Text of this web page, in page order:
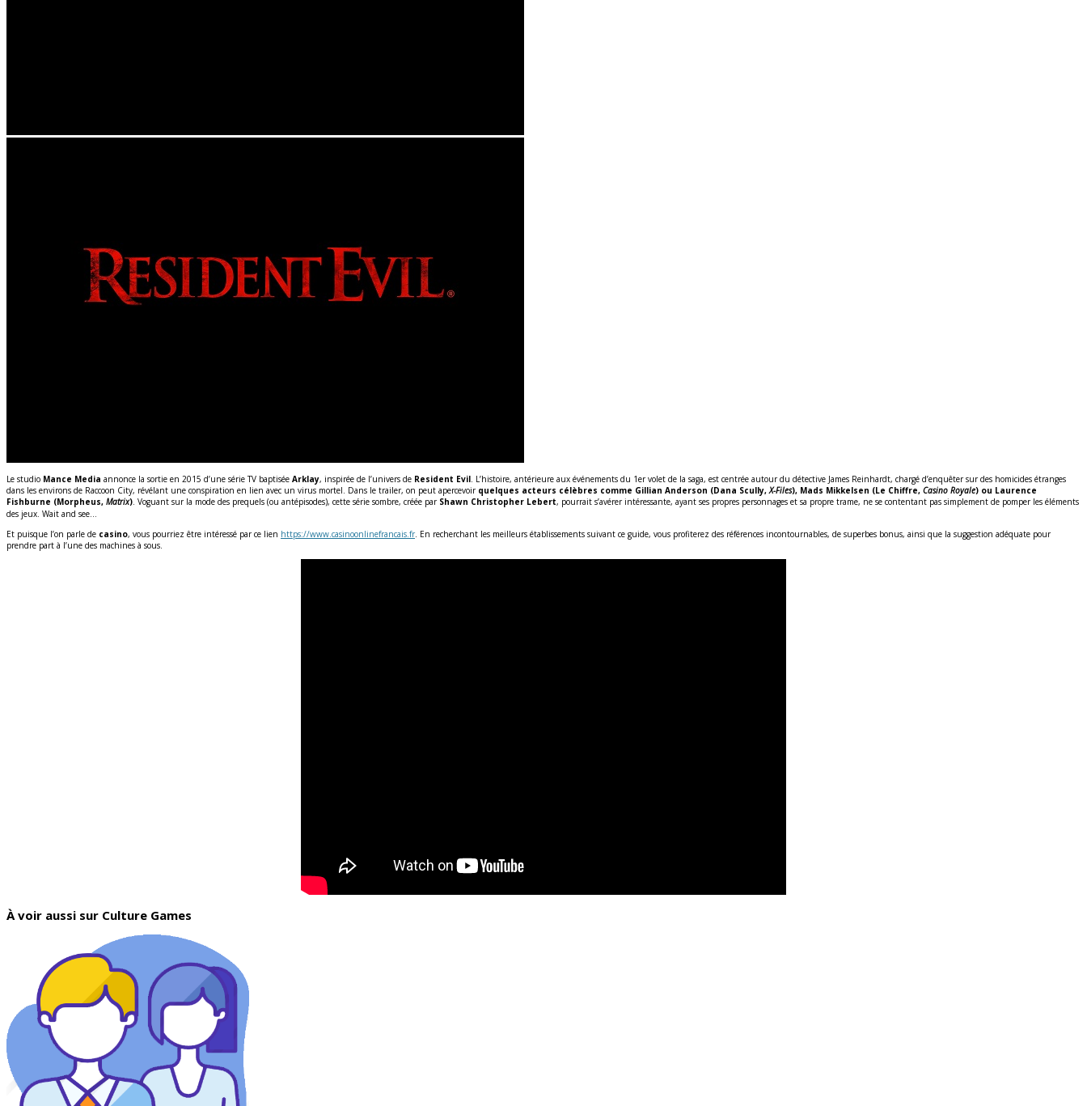
Le studio Mance Media annonce la sortie en 2015 d’une série TV baptisée Arklay, inspirée de l’univers de Resident Evil. L’histoire, antérieure aux événements du 1er volet de la saga, est centrée autour du détective James Reinhardt, chargé d’enquêter sur des homicides étranges
dans les environs de Raccoon City, révélant une conspiration en lien avec un virus mortel. Dans le trailer, on peut apercevoir quelques acteurs célèbres comme Gillian Anderson (Dana Scully,X-Files), Mads Mikkelsen (Le Chiffre, Casino Royale) ou Laurence
Fishburne (Morpheus, Matrix). Voguant sur la mode des prequels (ou antépisodes), cette série sombre, créée par Shawn Christopher Lebert, pourrait s’avérer intéressante, ayant ses propres personnages et sa propre trame, ne se contentant pas simplement de pomper les éléments
des jeux. Wait and see…
Et puisque l’on parle de casino, vous pourriez être intéressé par ce lien https://www.casinoonlinefrancais.fr. En recherchant les meilleurs établissements suivant ce guide, vous profiterez des références incontournables, de superbes bonus, ainsi que la suggestion adéquate pour
prendre part à l’une des machines à sous.
À voir aussi sur Culture Games